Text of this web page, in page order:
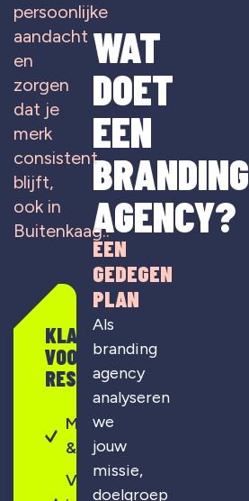
persoonlijke
aandacht
en
zorgen
dat je
merk
consistent
blijft,
ook in
Buitenkaag..
KLAAR
VOOR
RESULTAAT?
Merkontwikkeling
& strategie
Visuele
WAT
DOET
EEN
BRANDING
AGENCY?
EEN
GEDEGEN
PLAN
Als
branding
agency
analyseren
we
jouw
missie,
doelgroep